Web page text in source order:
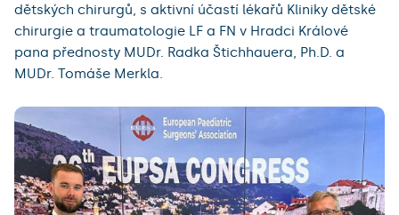
dětských chirurgů, s aktivní účastí lékařů Kliniky dětské
chirurgie a traumatologie LF a FN v Hradci Králové
pana přednosty MUDr. Radka Štichhauera, Ph.D. a
MUDr. Tomáše Merkla.